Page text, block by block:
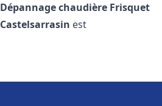
Dépannage chaudière Frisquet
Castelsarrasin est